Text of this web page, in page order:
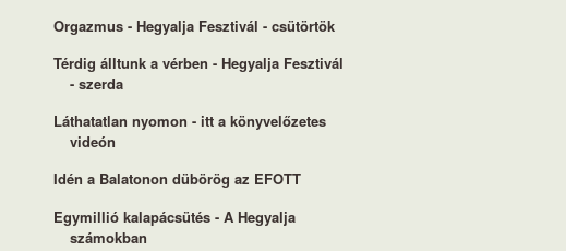
Orgazmus - Hegyalja Fesztivál - csütörtök
Térdig álltunk a vérben - Hegyalja Fesztivál
- szerda
Láthatatlan nyomon - itt a könyvelőzetes
videón
Idén a Balatonon dübörög az EFOTT
Egymillió kalapácsütés - A Hegyalja
számokban